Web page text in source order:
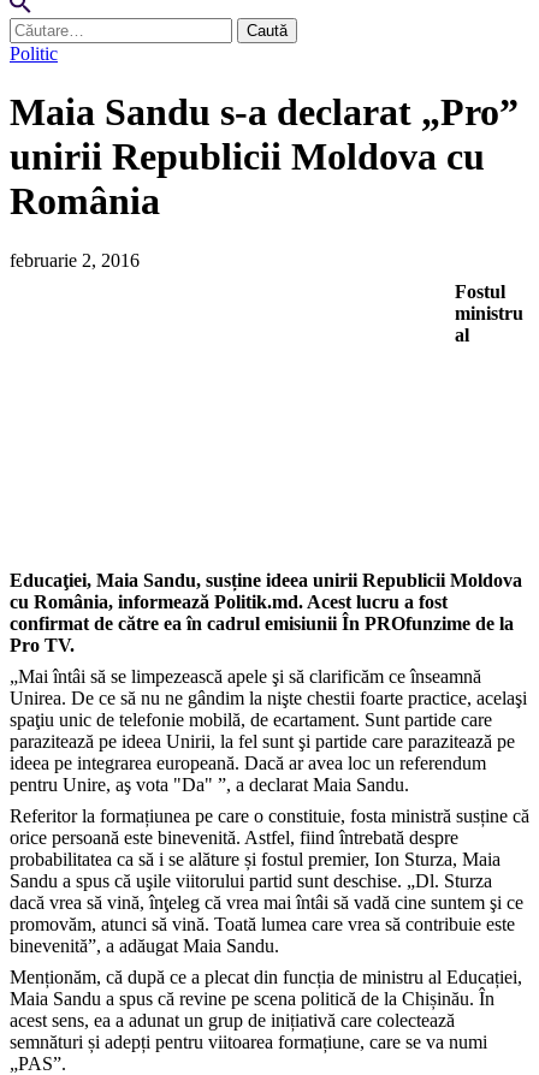
Caută
după:
Politic
Maia Sandu s-a declarat „Pro”
unirii Republicii Moldova cu
România
februarie 2, 2016
Fostul
ministru
al
Educaţiei, Maia Sandu, susține ideea unirii Republicii Moldova
cu România, informează Politik.md. Acest lucru a fost
confirmat de către ea în cadrul emisiunii În PROfunzime de la
Pro TV.
„Mai întâi să se limpezească apele şi să clarificăm ce înseamnă
Unirea. De ce să nu ne gândim la nişte chestii foarte practice, acelaşi
spaţiu unic de telefonie mobilă, de ecartament. Sunt partide care
parazitează pe ideea Unirii, la fel sunt şi partide care parazitează pe
ideea pe integrarea europeană. Dacă ar avea loc un referendum
pentru Unire, aş vota "Da" ”, a declarat Maia Sandu.
Referitor la formațiunea pe care o constituie, fosta ministră susține că
orice persoană este binevenită. Astfel, fiind întrebată despre
probabilitatea ca să i se alăture și fostul premier, Ion Sturza, Maia
Sandu a spus că uşile viitorului partid sunt deschise. „Dl. Sturza
dacă vrea să vină, înţeleg că vrea mai întâi să vadă cine suntem şi ce
promovăm, atunci să vină. Toată lumea care vrea să contribuie este
binevenită”, a adăugat Maia Sandu.
Menționăm, că după ce a plecat din funcția de ministru al Educației,
Maia Sandu a spus că revine pe scena politică de la Chișinău. În
acest sens, ea a adunat un grup de inițiativă care colectează
semnături și adepți pentru viitoarea formațiune, care se va numi
„PAS”.